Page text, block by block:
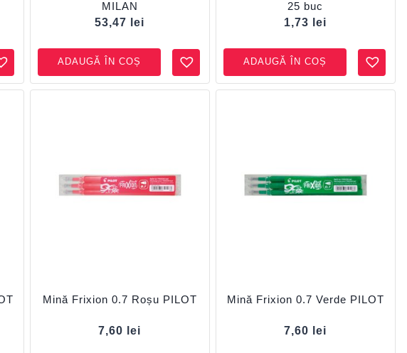
MILAN
53,47
lei
ADAUGĂ ÎN COȘ
25 buc
1,73
lei
ADAUGĂ ÎN COȘ
Mină Frixion 0.7 Roșu PILOT
7,60 lei
Mină Frixion 0.7 Verde PILOT
7,60 lei